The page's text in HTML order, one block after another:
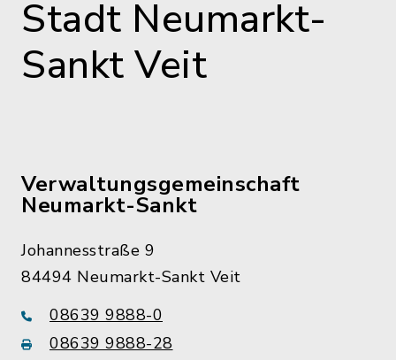
Stadt Neumarkt-
Sankt Veit
Verwaltungsgemeinschaft
Neumarkt-Sankt
Johannesstraße 9
84494 Neumarkt-Sankt Veit
08639 9888-0
08639 9888-28